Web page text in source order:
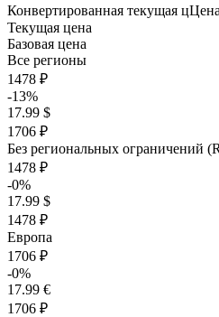
Конвертированная текущая цЦ
Текущая цена
Базовая цена
Все регионы
1478 ₽
-13%
17.99 $
1706 ₽
Без региональных ограничений
1478 ₽
-0%
17.99 $
1478 ₽
Европа
1706 ₽
-0%
17.99 €
1706 ₽